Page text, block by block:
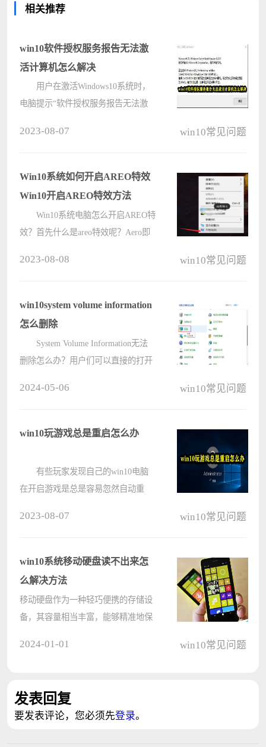
相关推荐
win10软件授权服务报告无法激
活计算机怎么解决
用户在激活Windows10系统时，
电脑提示“软件授权服务报告无法激
看看吧。首先打开系统属性面板，点
击更改????
2023-08-07 win10常见问题
Win10系统如何开启AREO特效
Win10开启AREO特效方法
Win10系统电脑怎么开启AREO特
效？首先什么是areo特效呢？Aero即
的说就是系统毛玻璃效果，那么我们
要怎么开????
2023-08-08 win10常见问题
win10system volume information
怎么删除
System Volume Information无法
删除怎么办？用户们可以直接的打开
就可以了。下面就让本站来为用户们
2024-05-06 win10常见问题
win10玩游戏总是重启怎么办
有些玩家发现自己的win10电脑
在开启游戏是总是容易忽然自动重
功率不足、内存运行不稳定，电压不
稳定等????
2023-08-07 win10常见问题
win10系统移动硬盘读不出来怎
么解决方法
移动硬盘作为一种轻巧便携的存储设
备，其容量相当丰富，能够精准地保
呢？????
2024-01-01 win10常见问题
发表回复
要发表评论，您必须先登录。